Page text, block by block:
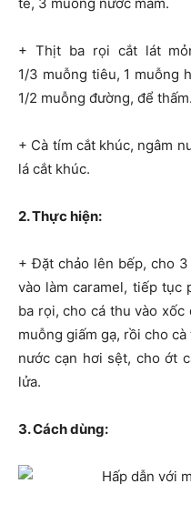
+ Thịt ba rọi cắt lát
1/3 muỗng tiêu, 1 muỗng
1/2 muỗng đường, để thấm.
+ Cà tím cắt khúc, ngâm
lá cắt khúc.
2. Thực hiện:
+ Đặt chảo lên bếp, cho
vào làm caramel, tiếp tục
ba rọi, cho cá thu vào xốc
muỗng giấm gạ, rồi cho
nước cạn hơi sệt, cho ớt
lửa.
3. Cách dùng: